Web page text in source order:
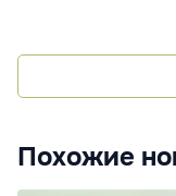
Похожие